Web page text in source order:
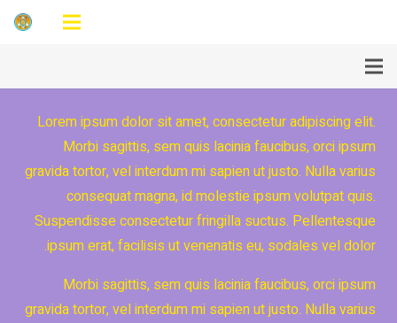
Lorem ipsum dolor sit amet, consectetur adipiscing elit.
Morbi sagittis, sem quis lacinia faucibus, orci ipsum
gravida tortor, vel interdum mi sapien ut justo. Nulla varius
consequat magna, id molestie ipsum volutpat quis.
Suspendisse consectetur fringilla suctus. Pellentesque
ipsum erat, facilisis ut venenatis eu, sodales vel dolor.
Morbi sagittis, sem quis lacinia faucibus, orci ipsum
gravida tortor, vel interdum mi sapien ut justo. Nulla varius